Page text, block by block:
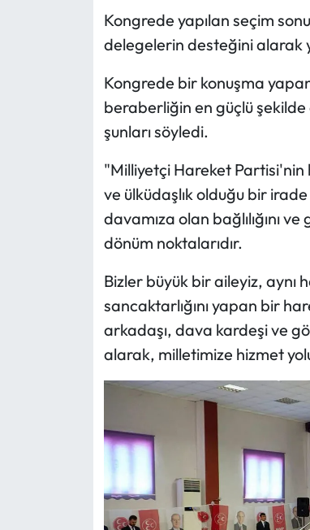
Kongrede yapılan seçim
delegelerin desteğini alarak
Kongrede bir konuşma
beraberliğin en güçlü
şunları söyledi.
"Milliyetçi Hareket
ve ülküdaşlık olduğu bir
davamıza olan bağlılığını
dönüm noktalarıdır.
Bizler büyük bir aileyiz, aynı
sancaktarlığını yapan bir
arkadaşı, dava kardeşi ve
alarak, milletimize hizmet